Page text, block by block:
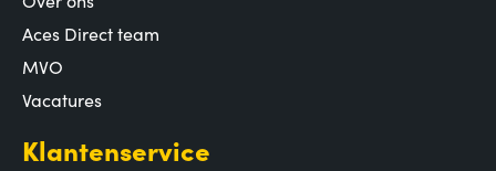
Aces Direct team
MVO
Vacatures
Klantenservice